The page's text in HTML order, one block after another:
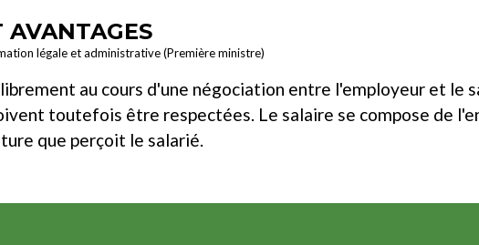
AVANTAGES
légale et administrative (Première ministre)
au cours d'une négociation entre l'employeur et le
toutefois être respectées. Le salaire se compose de
que perçoit le salarié.